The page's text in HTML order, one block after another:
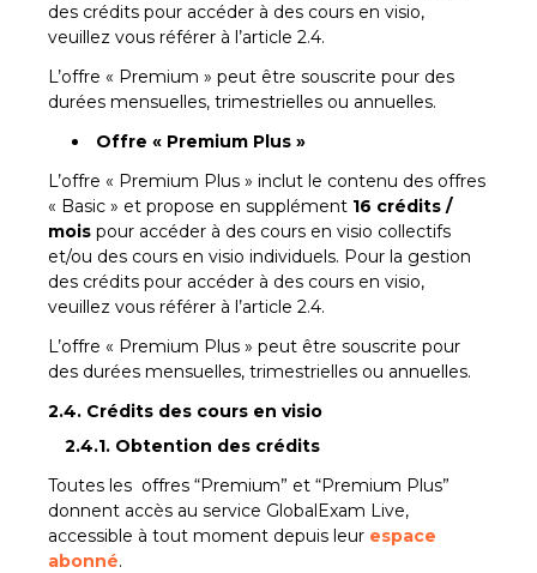
des crédits pour accéder à des cours en visio,
veuillez vous référer à l’article 2.4.
L’offre « Premium » peut être souscrite pour des
durées mensuelles, trimestrielles ou annuelles.
Offre « Premium Plus »
L’offre « Premium Plus » inclut le contenu des offres
« Basic » et propose en supplément 16 crédits /
mois pour accéder à des cours en visio collectifs
et/ou des cours en visio individuels. Pour la gestion
des crédits pour accéder à des cours en visio,
veuillez vous référer à l’article 2.4.
L’offre « Premium Plus » peut être souscrite pour
des durées mensuelles, trimestrielles ou annuelles.
2.4. Crédits des cours en visio
2.4.1. Obtention des crédits
Toutes les offres “Premium” et “Premium Plus”
donnent accès au service GlobalExam Live,
accessible à tout moment depuis leur espace
abonné.